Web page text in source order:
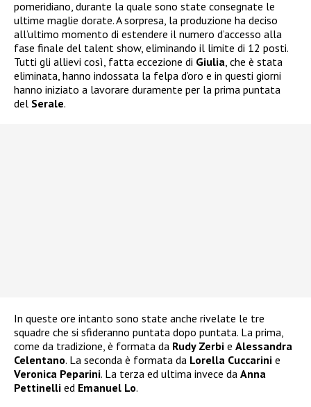
pomeridiano, durante la quale sono state consegnate le
ultime maglie dorate. A sorpresa, la produzione ha deciso
all’ultimo momento di estendere il numero d’accesso alla
fase finale del talent show, eliminando il limite di 12 posti.
Tutti gli allievi così, fatta eccezione di Giulia , che è stata
eliminata, hanno indossata la felpa d’oro e in questi giorni
hanno iniziato a lavorare duramente per la prima puntata
del Serale.
In queste ore intanto sono state anche rivelate le tre
squadre che si sfideranno puntata dopo puntata. La prima,
come da tradizione, è formata da Rudy Zerbi e Alessandra
Celentano. La seconda è formata da Lorella Cuccarini e
Veronica Peparini. La terza ed ultima invece da Anna
Pettinelli ed Emanuel Lo.